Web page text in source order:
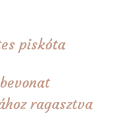
piskóta
ragasztva